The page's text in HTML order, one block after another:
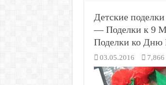
Детские
— Поделки к 9
Поделки ко Дню
03.05.2016 7,866